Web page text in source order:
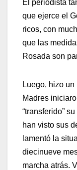
El periodista
que ejerce el
ricos, con
que las
Rosada son
Luego, hizo
Madres
“transferido”
han visto sus
lamentó la
diecinueve
marcha atrás.